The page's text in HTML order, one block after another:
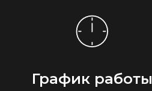
График работы